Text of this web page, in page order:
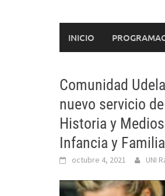
INICIO
Comunidad
nuevo servicio
Historia y
Infancia y
octubre 4, 2021 UNI